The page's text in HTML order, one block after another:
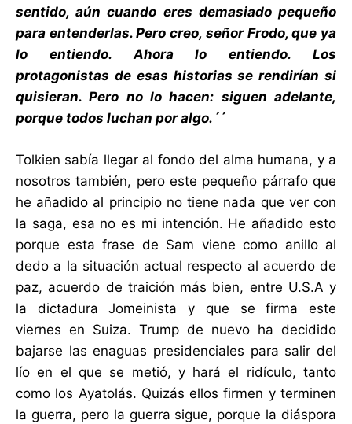
sentido, aún cuando eres demasiado pequeño
para entenderlas. Pero creo, señor Frodo, que ya
lo entiendo. Ahora lo entiendo. Los
protagonistas de esas historias se rendirían si
quisieran. Pero no lo hacen: siguen adelante,
porque todos luchan por algo.´´
Tolkien sabía llegar al fondo del alma humana, y a
nosotros también, pero este pequeño párrafo que
he añadido al principio no tiene nada que ver con
la saga, esa no es mi intención. He añadido esto
porque esta frase de Sam viene como anillo al
dedo a la situación actual respecto al acuerdo de
paz, acuerdo de traición más bien, entre U.S.A y
la dictadura Jomeinista y que se firma este
viernes en Suiza. Trump de nuevo ha decidido
bajarse las enaguas presidenciales para salir del
lío en el que se metió, y hará el ridículo, tanto
como los Ayatolás. Quizás ellos firmen y terminen
la guerra, pero la guerra sigue, porque la diáspora